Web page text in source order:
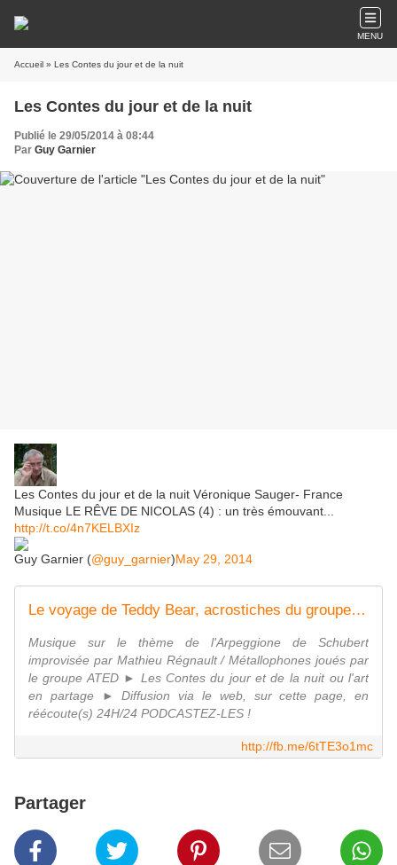
MENU
Accueil » Les Contes du jour et de la nuit
Les Contes du jour et de la nuit
Publié le 29/05/2014 à 08:44
Par Guy Garnier
Les Contes du jour et de la nuit Véronique Sauger- France
Musique LE RÊVE DE NICOLAS (4) : un très émouvant...
http://t.co/4n7KELBXIz
Guy Garnier (@guy_garnier)May 29, 2014
Le voyage de Teddy Bear, acrostiches du groupe d'autistes de l'IME de Bartenheim (4/6)
Musique sur le thème de l'Arpeggione de Schubert
improvisée par Mathieu Régnault / Métallophones joués par
le groupe ATED ► Les Contes du jour et de la nuit ou l'art
en partage ► Diffusion via le web, sur cette page, en
réécoute(s) 24H/24 PODCASTEZ-LES !
http://fb.me/6tTE3o1mc
Partager